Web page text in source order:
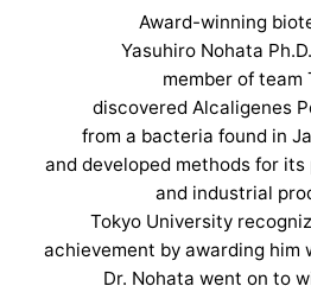
Award-winning
Yasuhiro Nohata
member of team
discovered Alcaligenes
from a bacteria found in
and developed methods for
and industrial
Tokyo University
achievement by awarding him
Dr. Nohata went on to